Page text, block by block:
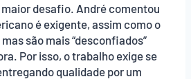
desafio. André comentou
é exigente, assim como o
são mais “desconfiados”
Por isso, o trabalho exige se
qualidade por um